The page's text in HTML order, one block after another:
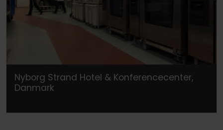
Nyborg Strand Hotel & Konferencecenter,
Danmark